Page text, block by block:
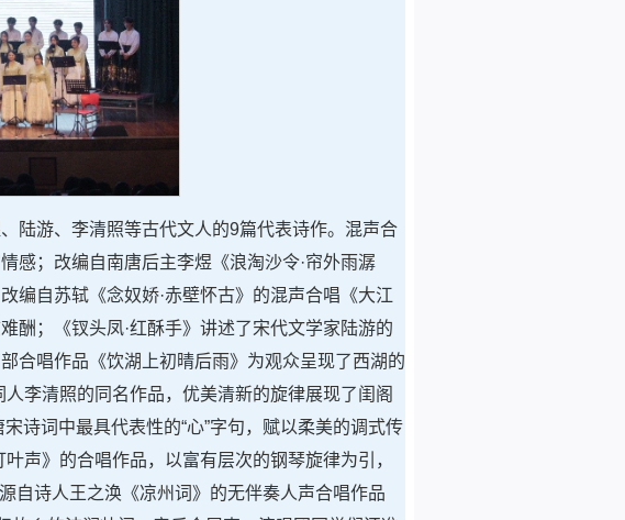
陆游、李清照等古代文人的9篇代表诗作。混声合
感；改编自南唐后主李煜《浪淘沙令·帘外雨潺
编自苏轼《念奴娇·赤壁怀古》的混声合唱《大江
酬；《钗头凤·红酥手》讲述了宋代文学家陆游的
合唱作品《饮湖上初晴后雨》为观众呈现了西湖的
李清照的同名作品，优美清新的旋律展现了闺阁
诗词中最具代表性的“心”字句，赋以柔美的调式传
声》的合唱作品，以富有层次的钢琴旋律为引，
自诗人王之涣《凉州词》的无伴奏人声合唱作品